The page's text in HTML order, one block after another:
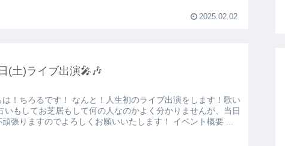
2025.02.02
(土)ライブ出演🎤🎶
！ なんと！人生初のライブ出演をします！歌い
は精一杯頑張りますのでよろしくお願いいたします！ イベント概要 ...